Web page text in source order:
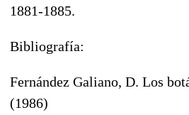
1881-1885.
Bibliografía:
Fernández Galiano, D. Los
(1986)